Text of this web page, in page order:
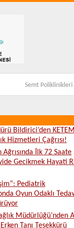
Semt Poliklinikleri
Bildirici’den
Hizmetleri Çağrısı!
Ağrısında İlk 72 Saate
Gecikmek Hayati
Pediatrik
Oyun Odaklı
Müdürlüğü’nden
Tanı Teşekkürü